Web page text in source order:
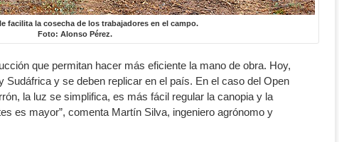
facilita la cosecha de los trabajadores en el campo.
Foto: Alonso Pérez.
que permitan hacer más eficiente la mano de obra. Hoy,
y se deben replicar en el país. En el caso del Open
la luz se simplifica, es más fácil regular la canopia y la
es mayor”, comenta Martín Silva, ingeniero agrónomo y